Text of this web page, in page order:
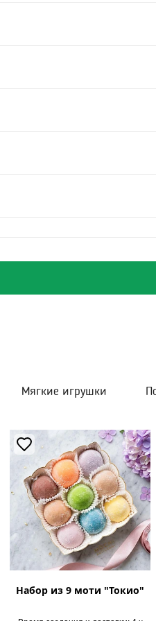
Мягкие игрушки
Набор из 9 моти "Токио"